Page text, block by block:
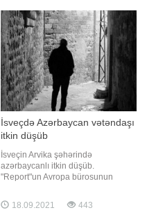
məlumata görə, məşğələlərdə
batareyanın atəş mövqeyini tutması
və komanda müşahidə
məntəqəsinin açılması tapşırıqlar
İsveçdə Azərbaycan vətəndaşı
itkin düşüb
İsveçin Arvika şəhərində
azərbaycanlı itkin düşüb.
"Report"un Avropa bürosunun
vətəndaşı, 39 yaşlı İltimas
Mirzəyevdən sentyabrın 15-dən
18.09.2021 443